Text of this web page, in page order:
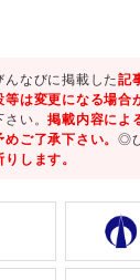
んなびに掲載した記
は変更になる場合
さい。掲載内容によ
めご了承下さい。◎
します。